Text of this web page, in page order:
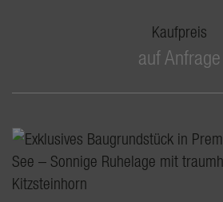
Kaufpreis
auf Anfrage